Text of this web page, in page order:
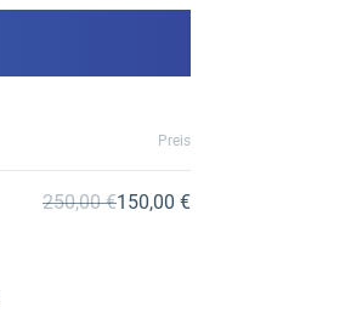
Preis
250,00 €150,00 €